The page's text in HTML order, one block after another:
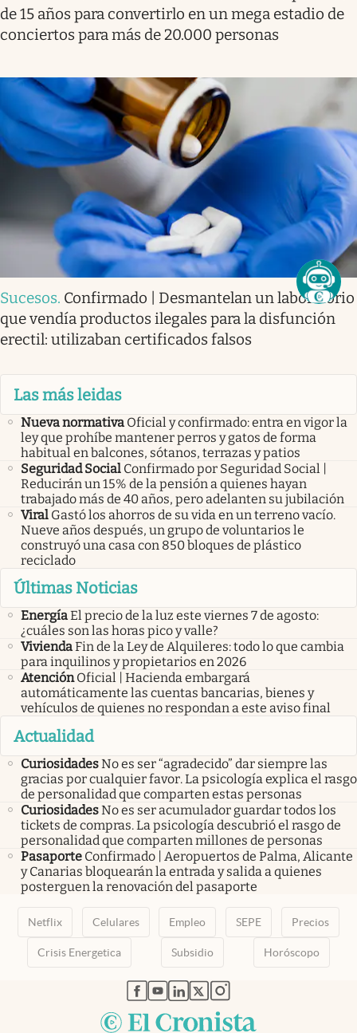
de 15 años para convertirlo en un mega estadio de
conciertos para más de 20.000 personas
Sucesos. Confirmado | Desmantelan un laboratorio
que vendía productos ilegales para la disfunción
erectil: utilizaban certificados falsos
Las más leidas
Nueva normativa Oficial y confirmado: entra en vigor la
ley que prohíbe mantener perros y gatos de forma
habitual en balcones, sótanos, terrazas y patios
Seguridad Social Confirmado por Seguridad Social |
Reducirán un 15% de la pensión a quienes hayan
trabajado más de 40 años, pero adelanten su jubilación
Viral Gastó los ahorros de su vida en un terreno vacío.
Nueve años después, un grupo de voluntarios le
construyó una casa con 850 bloques de plástico
reciclado
Últimas Noticias
EnergíaEl precio de la luz este viernes 7 de agosto:
¿cuáles son las horas pico y valle?
ViviendaFin de la Ley de Alquileres: todo lo que cambia
para inquilinos y propietarios en 2026
Atención Oficial | Hacienda embargará
automáticamente las cuentas bancarias, bienes y
vehículos de quienes no respondan a este aviso final
Actualidad
CuriosidadesNo es ser “agradecido” dar siempre las
gracias por cualquier favor. La psicología explica el rasgo
de personalidad que comparten estas personas
CuriosidadesNo es ser acumulador guardar todos los
tickets de compras. La psicología descubrió el rasgo de
personalidad que comparten millones de personas
Pasaporte Confirmado | Aeropuertos de Palma, Alicante
y Canarias bloquearán la entrada y salida a quienes
posterguen la renovación del pasaporte
Netflix Celulares Empleo SEPE Precios
Crisis Energetica Subsidio Horóscopo
abre en nueva pestaña
abre en nueva pestaña
abre en nueva pestaña
abre en nueva pestaña
abre en nueva pestaña